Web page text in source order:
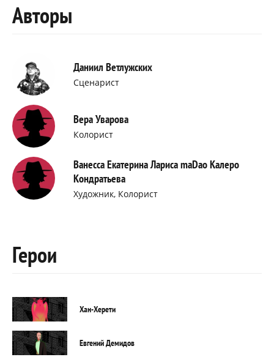
Авторы
Даниил Ветлужских
Сценарист
Вера Уварова
Колорист
Ванесса Екатерина Лариса maDao Калеро
Кондратьева
Художник, Колорист
Герои
Хан-Херети
Евгений Демидов